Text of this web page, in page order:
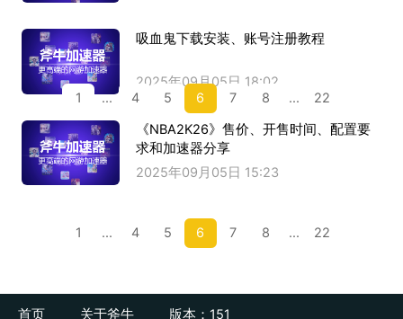
吸血鬼下载安装、账号注册教程
2025年09月05日 18:02
《NBA2K26》售价、开售时间、配置要
求和加速器分享
2025年09月05日 15:23
1 ... 4 5 6 7 8 ... 22
1 ... 4 5 6 7 8 ... 22
首页 关于斧牛 版本：151